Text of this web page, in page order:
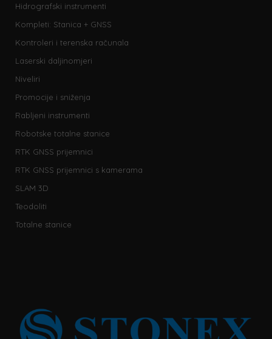
Hidrografski instrumenti
Kompleti: Stanica + GNSS
Kontroleri i terenska računala
Laserski daljinomjeri
Niveliri
Promocije i sniženja
Rabljeni instrumenti
Robotske totalne stanice
RTK GNSS prijemnici
RTK GNSS prijemnici s kamerama
SLAM 3D
Teodoliti
Totalne stanice